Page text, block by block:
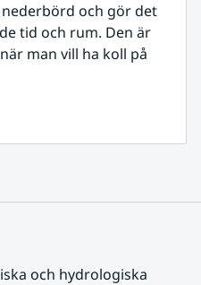
och gör det
tid och rum. Den är
man vill ha koll på
och hydrologiska